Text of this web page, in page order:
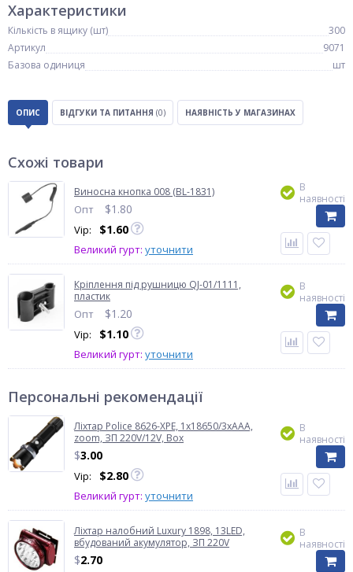
Характеристики
Кількість в ящику (шт)
300
Артикул
9071
Базова одиниця
шт
ОПИС ВІДГУКИ ТА ПИТАННЯ (0) НАЯВНІСТЬ У МАГАЗИНАХ
Схожі товари
Виносна кнопка 008 (BL-1831)
Опт $1.80
Vip: $1.60
Великий гурт: уточнити
В
наявності
Кріплення під рушницю QJ-01/1111,
пластик
Опт $1.20
Vip: $1.10
Великий гурт: уточнити
В
наявності
Персональні рекомендації
Ліхтар Police 8626-XPE, 1х18650/3xAAA,
zoom, ЗП 220V/12V, Box
$3.00
Vip: $2.80
Великий гурт: уточнити
В
наявності
Ліхтар налобний Luxury 1898, 13LED,
вбудований акумулятор, ЗП 220V
$2.70
В
наявності